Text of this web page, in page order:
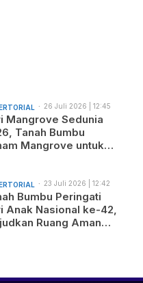
26 Juli 2026 | 12:45
am
Mangrove Sedunia
Tanah Bumbu
Mangrove untuk
23 Juli 2026 | 12:42
am
Bumbu Peringati
Anak Nasional ke-42,
Ruang Aman